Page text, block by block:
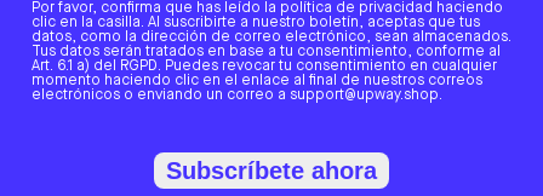
Por favor, confirma que has leído la política de privacidad haciendo
clic en la casilla. Al suscribirte a nuestro boletín, aceptas que tus
datos, como la dirección de correo electrónico, sean almacenados.
Tus datos serán tratados en base a tu consentimiento, conforme al
Art. 6.1 a) del RGPD. Puedes revocar tu consentimiento en cualquier
momento haciendo clic en el enlace al final de nuestros correos
electrónicos o enviando un correo a support@upway.shop.
Subscríbete ahora